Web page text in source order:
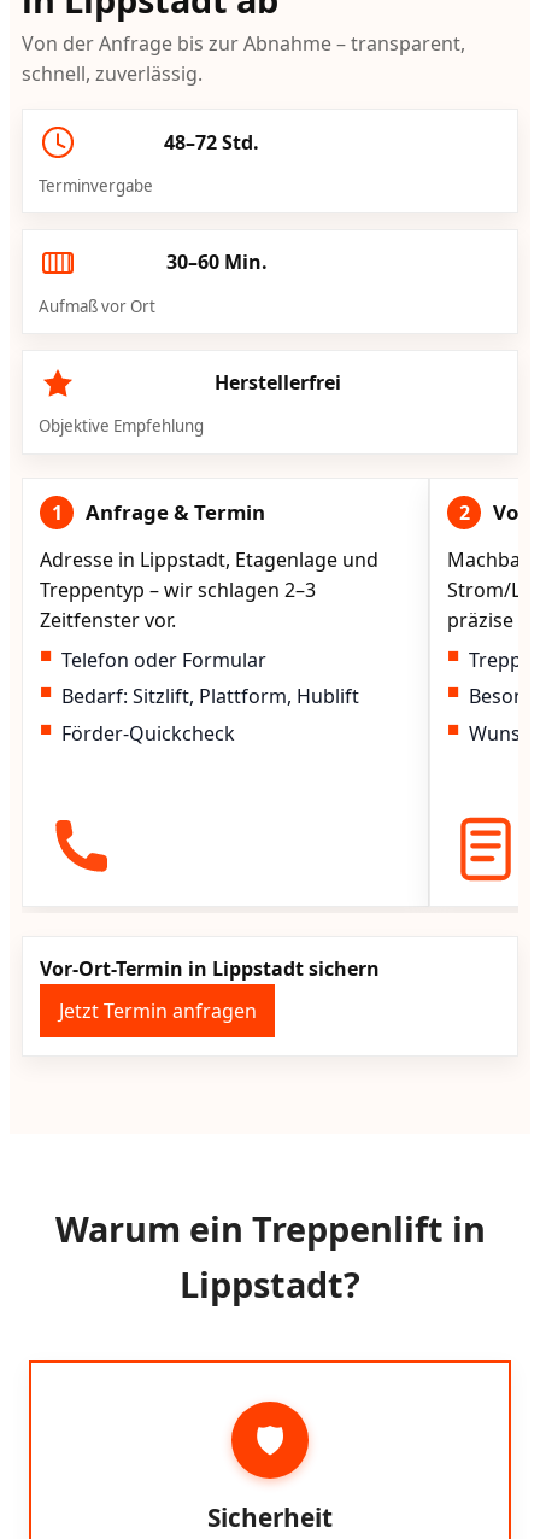
Von der Anfrage bis zur Abnahme – transparent,
schnell, zuverlässig.
48–72 Std.
Terminvergabe
30–60 Min.
Aufmaß vor Ort
Herstellerfrei
Objektive Empfehlung
1 Anfrage & Termin
Adresse in Lippstadt, Etagenlage und
Treppentyp – wir schlagen 2–3
Zeitfenster vor.
Telefon oder Formular
Bedarf: Sitzlift, Plattform, Hublift
Förder-Quickcheck
2
Strom/
präzise
Vor-Ort-Termin in Lippstadt sichern
Jetzt Termin anfragen
Warum ein Treppenlift in
Lippstadt?
🛡️
Sicherheit